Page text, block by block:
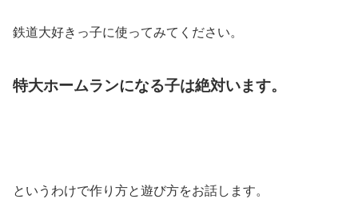
鉄道大好きっ子に使ってみてください。
特大ホームランになる子は絶対います。
というわけで作り方と遊び方をお話します。